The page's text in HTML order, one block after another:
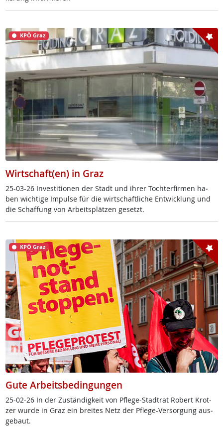
KPÖ Graz
Wirtschaft(en) in Graz
25-03-26 In­ves­ti­tio­nen der Stadt und ih­rer Toch­ter­fir­men ha­
ben wich­ti­ge Im­pul­se für die wirt­schaft­li­che Ent­wick­lung und
die Schaf­fung von Ar­beits­plät­zen ge­setzt.
KPÖ Graz
Gute Arbeitsbedingungen
25-02-26 In der Zu­stän­dig­keit von Pf­le­ge-Stadt­rat Robert Krot­
zer wur­de in Graz ein brei­tes Netz der Pf­le­ge-Ver­sor­gung aus­
ge­baut.